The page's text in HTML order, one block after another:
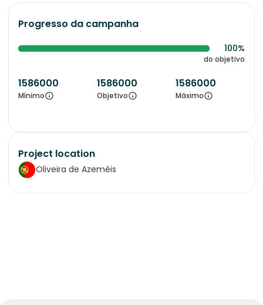
Progresso da campanha
100%
do objetivo
1586000
Mínimo
1586000
Objetivo
1586000
Máximo
Project location
Oliveira de Azeméis